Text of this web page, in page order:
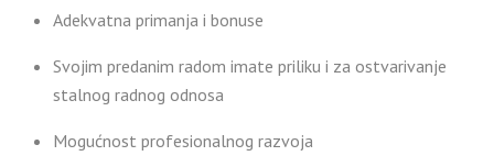
Adekvatna primanja i bonuse
Svojim predanim radom imate priliku i za ostvarivanje
stalnog radnog odnosa
Mogućnost profesionalnog razvoja